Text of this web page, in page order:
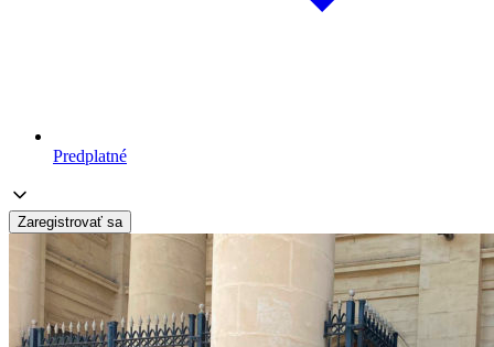
Predplatné
Zaregistrovať sa